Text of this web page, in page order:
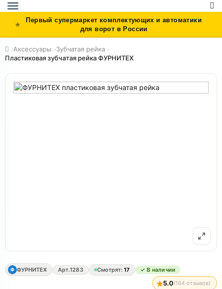
Toggle
navigation
Первый супермаркет комплектующих и автоматики
для ворот в России
›Аксессуары ›Зубчатая рейка ›
Пластиковая зубчатая рейка ФУРНИТЕХ
Ф ФУРНИТЕХ Арт.1283 Смотрят: 17 ✓ В наличии
5.0(164 отзывов)